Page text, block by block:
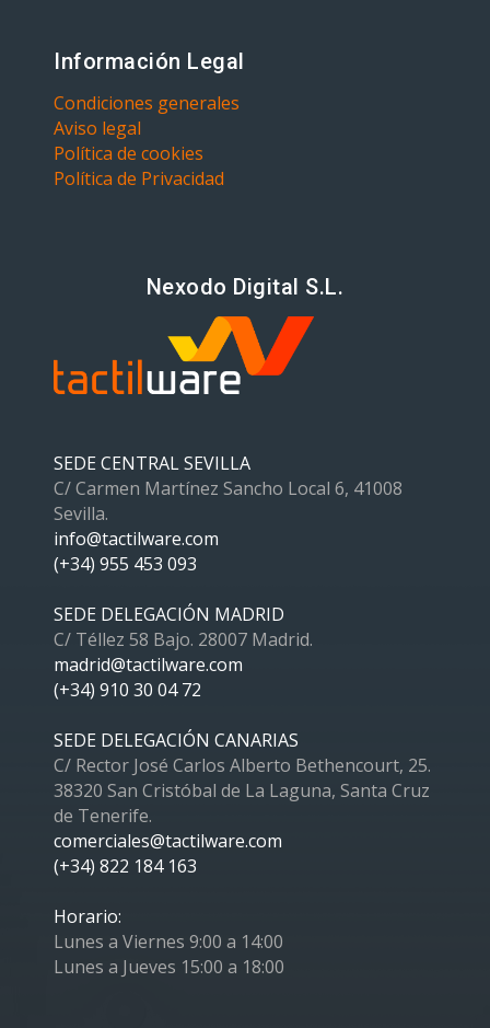
Información Legal
Condiciones generales
Aviso legal
Política de cookies
Política de Privacidad
Nexodo Digital S.L.
SEDE CENTRAL SEVILLA
C/ Carmen Martínez Sancho Local 6, 41008
Sevilla.
info@tactilware.com
(+34) 955 453 093
SEDE DELEGACIÓN MADRID
C/ Téllez 58 Bajo. 28007 Madrid.
madrid@tactilware.com
(+34) 910 30 04 72
SEDE DELEGACIÓN CANARIAS
C/ Rector José Carlos Alberto Bethencourt, 25.
38320 San Cristóbal de La Laguna, Santa Cruz
de Tenerife.
comerciales@tactilware.com
(+34) 822 184 163
Horario:
Lunes a Viernes 9:00 a 14:00
Lunes a Jueves 15:00 a 18:00